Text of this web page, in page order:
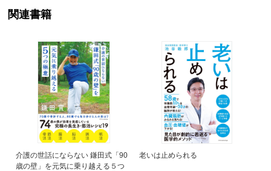
関連書籍
介護の世話にならない 鎌田式「90
歳の壁」を元気に乗り越える５つ
老いは止められる